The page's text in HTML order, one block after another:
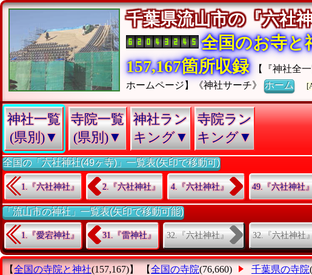
千葉県流山市の『六社
全国のお寺と
157,167箇所収録
【『神社全
ホームページ】《神社サーチ》ホーム
神社一覧
(県別)▼
寺院一覧
(県別)▼
神社ラン
キング▼
寺院ラン
キング▼
全国の「六社神社(49ヶ寺)」一覧表(矢印で移動可)
1.『六社神社』 2.『六社神社』 4.『六社神社』 49.『六社神社
「流山市の神社」一覧表(矢印で移動可能)
1.『愛宕神社』 31.『雷神社』 32.『六社神社』 32.『六社神社
【全国の寺院と神社(157,167)】 【全国の寺院(76,660) 千葉県の寺院